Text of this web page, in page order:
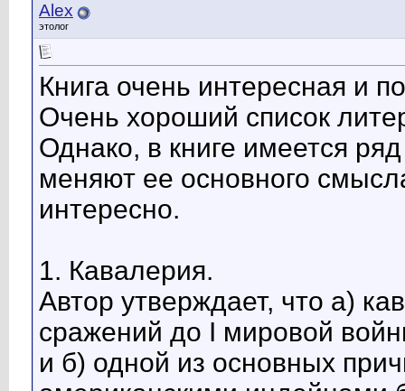
Alex
этолог
Книга очень интересная и
Очень хороший список
Однако, в книге имеется
меняют ее основного
интересно.
1. Кавалерия.
Автор утверждает, что а)
сражений до I мировой
и б) одной из основных